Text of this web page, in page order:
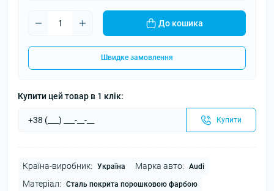
До кошика
Швидке замовлення
Купити цей товар в 1 клік:
Купити
Країна-виробник: Україна Марка авто: Audi
Матеріал: Сталь покрита порошковою фарбою